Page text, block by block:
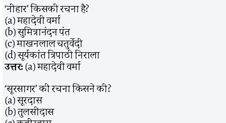
‘नीहार’ किसकी रचना है?
(a) महादेवी वर्मा
(b) सुमित्रानंदन पंत
(c) माखनलाल चतुर्वेदी
(d) सूर्यकांत त्रिपाठी निराला
उत्तर:(a) महादेवी वर्मा
‘सूरसागर’ की रचना किसने की?
(a) सूरदास
(b) तुलसीदास